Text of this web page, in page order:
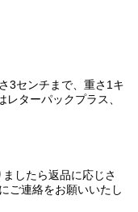
3センチまで、重さ1キ
ターパックプラス、
したら返品に応じさ
ご連絡をお願いいたし